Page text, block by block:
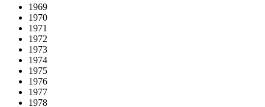
1969
1970
1971
1972
1973
1974
1975
1976
1977
1978